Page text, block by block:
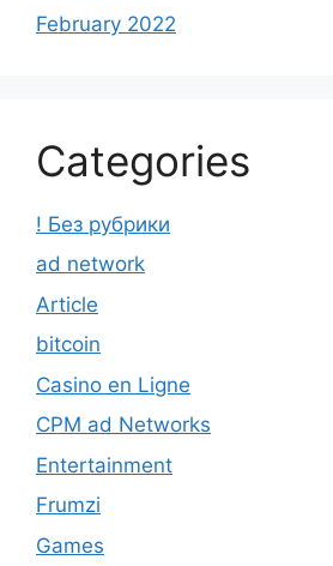
February 2022
Categories
! Без рубрики
ad network
Article
bitcoin
Casino en Ligne
CPM ad Networks
Entertainment
Frumzi
Games